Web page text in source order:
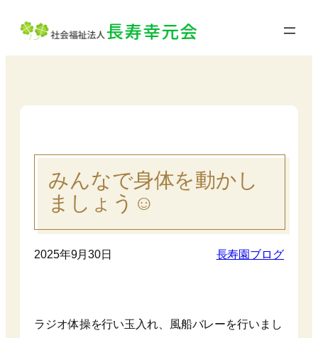
みんなで身体を動かし
ましょう☺️
2025年9月30日 長寿園ブログ
ラジオ体操を行い玉入れ、風船バレーを行いまし